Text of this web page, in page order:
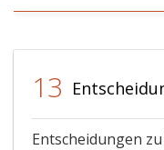
13
Entscheidungen zu